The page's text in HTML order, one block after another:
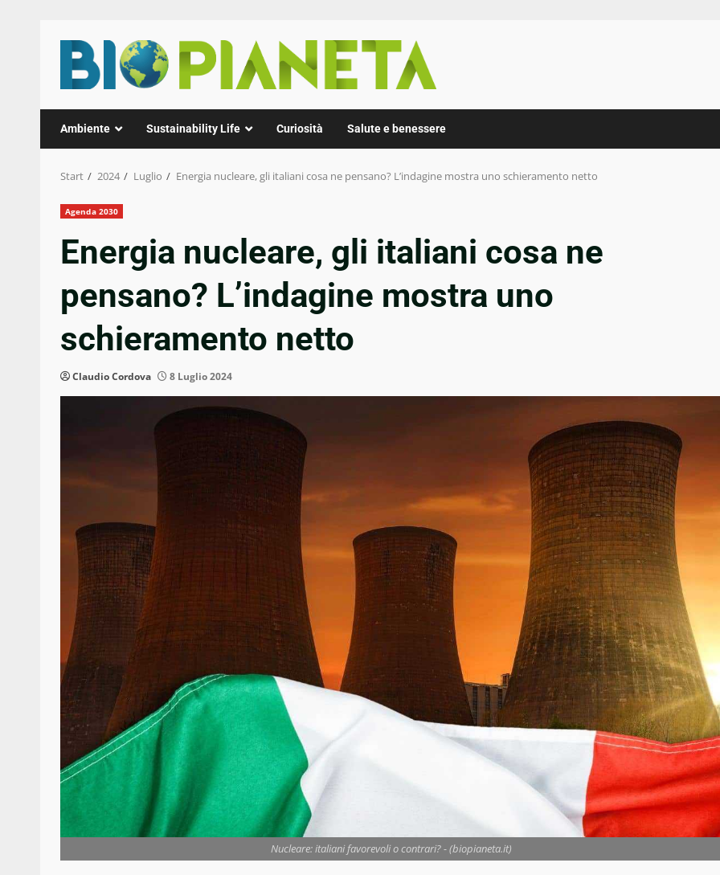
Inhalt
springen
Ambiente Sustainability Life Curiosità Salute e benessere
Start 2024 Luglio Energia nucleare, gli italiani cosa ne pensano? L’indagine mostra uno schieramento netto
Agenda 2030
Energia nucleare, gli italiani cosa ne
pensano? L’indagine mostra uno
schieramento netto
Claudio Cordova 8 Luglio 2024
Nucleare: italiani favorevoli o contrari? - (biopianeta.it)